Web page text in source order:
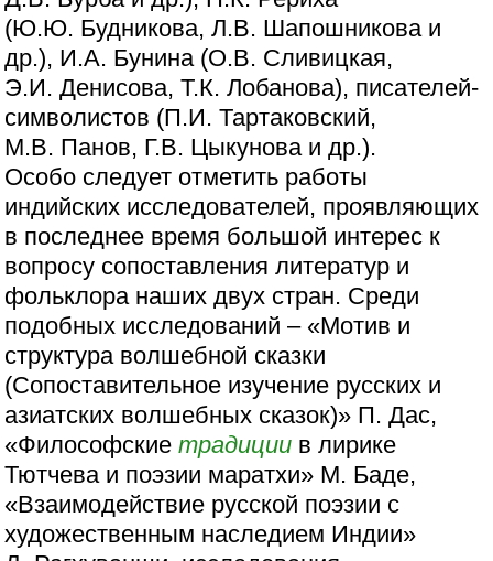
(Ю.Ю. Будникова, Л.В. Шапошникова и
др.), И.А. Бунина (О.В. Сливицкая,
Э.И. Денисова, Т.К. Лобанова), писателей-
символистов (П.И. Тартаковский,
М.В. Панов, Г.В. Цыкунова и др.).
Особо следует отметить работы
индийских исследователей, проявляющих
в последнее время большой интерес к
вопросу сопоставления литератур и
фольклора наших двух стран. Среди
подобных исследований – «Мотив и
структура волшебной сказки
(Сопоставительное изучение русских и
азиатских волшебных сказок)» П. Дас,
«Философскиетрадиции в лирике
Тютчева и поэзии маратхи» М. Баде,
«Взаимодействие русской поэзии с
художественным наследием Индии»